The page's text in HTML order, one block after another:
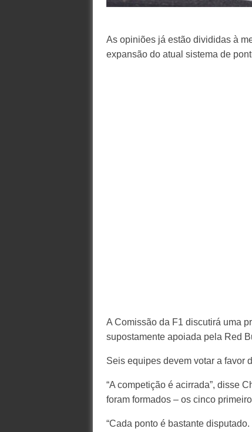
As opiniões já estão divididas à
expansão do atual sistema de
A Comissão da F1 discutirá uma
supostamente apoiada pela Red
Seis equipes devem votar a favor
“A competição é acirrada”, disse
foram formados – os cinco
“Cada ponto é bastante